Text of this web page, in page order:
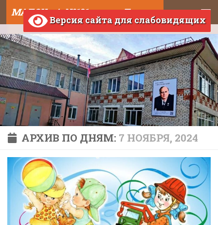
Skip to content МАДОУ д/с №121 города Тюмени
Версия сайта для слабовидящих
АРХИВ ПО ДНЯМ: 7 НОЯБРЯ, 2024